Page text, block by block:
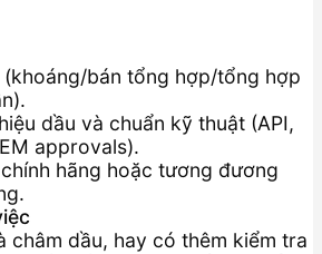
(khoáng/bán tổng hợp/tổng hợp
dầu và chuẩn kỹ thuật (API,
approvals).
hãng hoặc tương đương
châm dầu, hay có thêm kiểm tra